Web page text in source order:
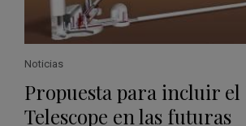
Noticias
Propuesta para incluir el
Telescope en las futuras